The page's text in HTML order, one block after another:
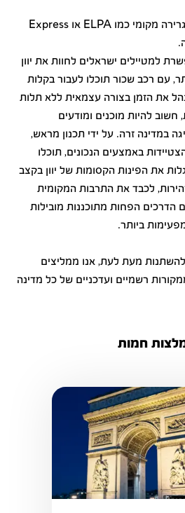
שקלו רכישת מנוי לשירות גרירה מקומי כמו ELPA או Express
למטיילים ישראלים לחוות את יוון
עם רכב שכור תוכלו לעבור בקלות
את הזמן בצורה עצמאית ללא תלות
להיות מוכנים ומודעים
במדינה זרה. על ידי תכנון מראש,
באמצעים הנכונים, תוכלו
את הפינות הקסומות של יוון בקצב
לכבד את התרבות המקומית
הדרכים הפחות מתוכננות מובילות
ביותר.
מעת לעת, אנו ממליצים
רשמיים ועדכניים של כל מדינה
חמות